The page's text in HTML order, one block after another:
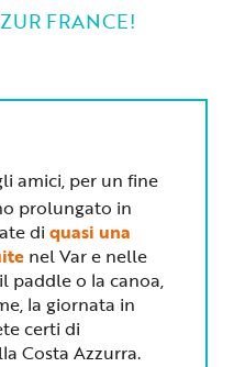
FRANCE!
amici, per un fine
prolungato in
di quasi una
nel Var e nelle
paddle o la canoa,
la giornata in
certi di
Costa Azzurra.